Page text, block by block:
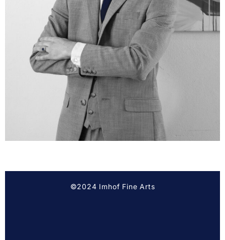
©2024 Imhof Fine Arts